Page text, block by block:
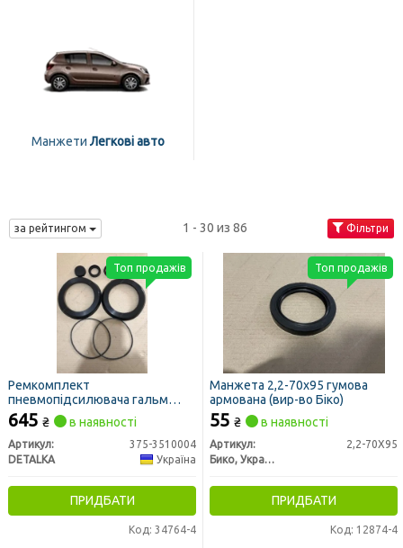
Манжети Легкові авто
за рейтингом 1 - 30 из 86 Фільтри
Ремкомплект
пневмопідсилювача гальм
УРАЛ 375 старого зразку з
головним (повний) (DETALKA)
645 ₴ в наявності
Артикул:
375-3510004
DETALKA
Україна
ПРИДБАТИ
Код: 34764-4
Топ продажів
Манжета 2,2-70х95 гумова
армована (вир-во Біко)
55 ₴ в наявності
Артикул:
2,2-70X95
Бико, Украина
ПРИДБАТИ
Код: 12874-4
Топ продажів